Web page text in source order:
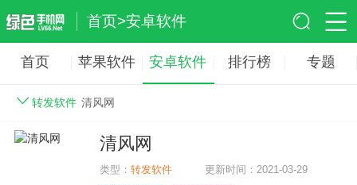
首页>安卓软件
首页 苹果软件 安卓软件 排行榜 专题
转发软件 清风网
清风网
类型：转发软件 更新时间：2021-03-29